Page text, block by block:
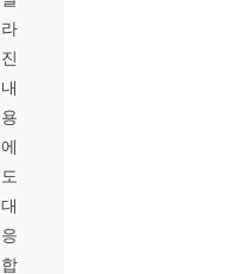
라
진
내
용
에
도
대
응
합